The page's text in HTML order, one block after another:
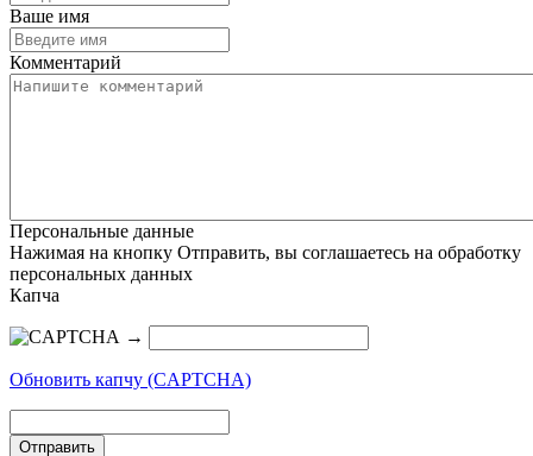
Ваше имя
Комментарий
Персональные данные
Нажимая на кнопку Отправить, вы соглашаетесь на обработку
персональных данных
Капча
→
Обновить капчу (CAPTCHA)
Отправить